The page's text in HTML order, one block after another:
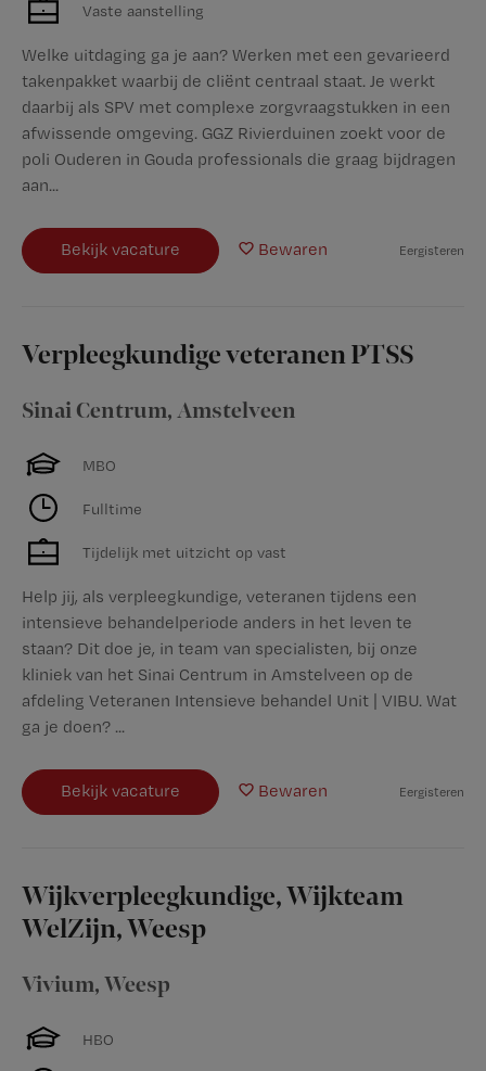
Vaste aanstelling
Welke uitdaging ga je aan? Werken met een gevarieerd
takenpakket waarbij de cliënt centraal staat. Je werkt
daarbij als SPV met complexe zorgvraagstukken in een
afwissende omgeving. GGZ Rivierduinen zoekt voor de
poli Ouderen in Gouda professionals die graag bijdragen
aan...
Bekijk vacature Bewaren Eergisteren
Verpleegkundige veteranen PTSS
Sinai Centrum, Amstelveen
MBO
Fulltime
Tijdelijk met uitzicht op vast
Help jij, als verpleegkundige, veteranen tijdens een
intensieve behandelperiode anders in het leven te
staan? Dit doe je, in team van specialisten, bij onze
kliniek van het Sinai Centrum in Amstelveen op de
afdeling Veteranen Intensieve behandel Unit | VIBU. Wat
ga je doen? ...
Bekijk vacature Bewaren Eergisteren
Wijkverpleegkundige, Wijkteam
WelZijn, Weesp
Vivium, Weesp
HBO